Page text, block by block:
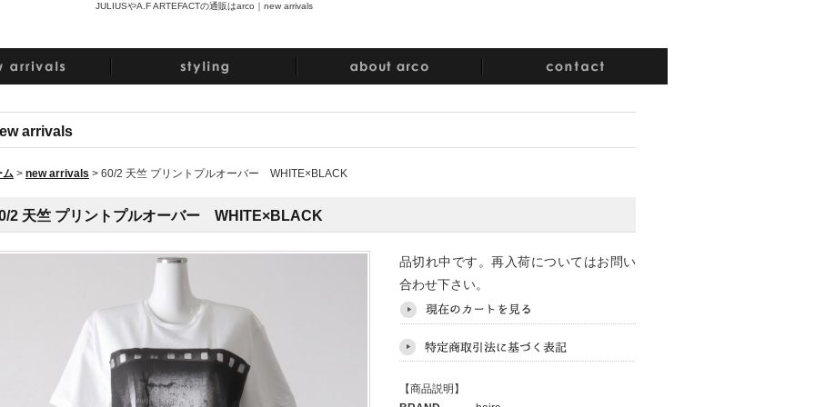
JULIUSやA.F ARTEFACTの通販はarco｜ new arrivals
arrivals
ム > new arrivals > 60/2 天竺 プリントプルオーバー WHITE×BLACK
2 天竺 プリントプルオーバー WHITE×BLACK
品切れ中です。再入荷についてはお問い
合わせ下さい。
【商品説明】